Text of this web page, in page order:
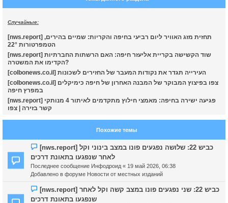
с
Случайные:
[nws.report] תחזית מזג האוויר ליום רביעי בחיפה והקריות: שמיים בהירים,
הטמפרטורות 22°
[nws.report] שוד הקשישה בקריית אליעזר חיפה: האם הרשתות החברתיות
הקדימו את המשטרה?
[colbonews.co.il] העירייה תגדר את נקודות המעבר של החזירים לשכונות
[colbonews.co.il] צפו בפיצוץ המבוקר של המבנה האחרון של חיפה כימיקלים
במפרץ חיפה
[nws.report] פגיעה ישירה בחיפה: מאמצי חילוץ מתקדמים לאיתור 4 מנותקי
קשר בזירה | צפו
Похожие темы
Н
о
с
о
[nws.report] כביש 22: שלושה נפגעים פונו במצב בינוני וקל
לאחר שנפגעו בתאונת דרכים
Последнее сообщение Инфодроид « 19 май 2026, 06:38
Добавлено в форуме Новости от местных изданий
Н
о
[nws.report] כביש 22: שני נפגעים פונו במצב קשה וקל לאחר
שנפגעו בתאונת דרכים